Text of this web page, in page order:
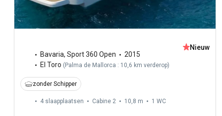
Bavaria, Sport 360 Open
2015
El Toro ( Palma de Mallorca : 10,6 km verderop)
Nieuw
zonder Schipper
4 slaapplaatsen Cabine 2 10,8 m 1 WC